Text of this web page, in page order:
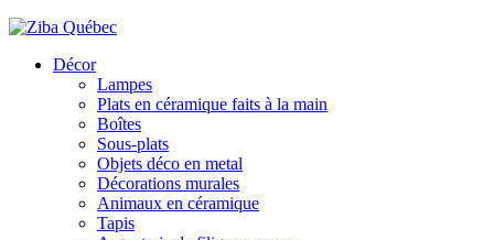
Décor
Lampes
Plats en céramique faits à la main
Boîtes
Sous-plats
Objets déco en metal
Décorations murales
Animaux en céramique
Tapis